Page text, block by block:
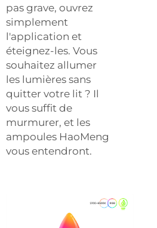
pas grave, ouvrez
simplement
l'application et
éteignez-les. Vous
souhaitez allumer
les lumières sans
quitter votre lit ? Il
vous suffit de
murmurer, et les
ampoules HaoMeng
vous entendront.